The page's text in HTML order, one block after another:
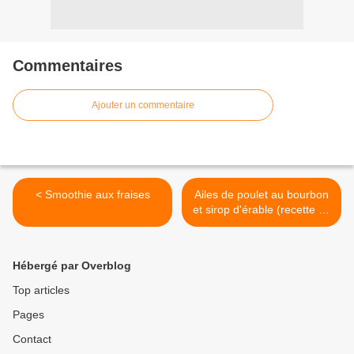
Commentaires
Ajouter un commentaire
< Smoothie aux fraises
Ailes de poulet au bourbon
et sirop d'érable (recette de
Weber) >
Hébergé par Overblog
Top articles
Pages
Contact